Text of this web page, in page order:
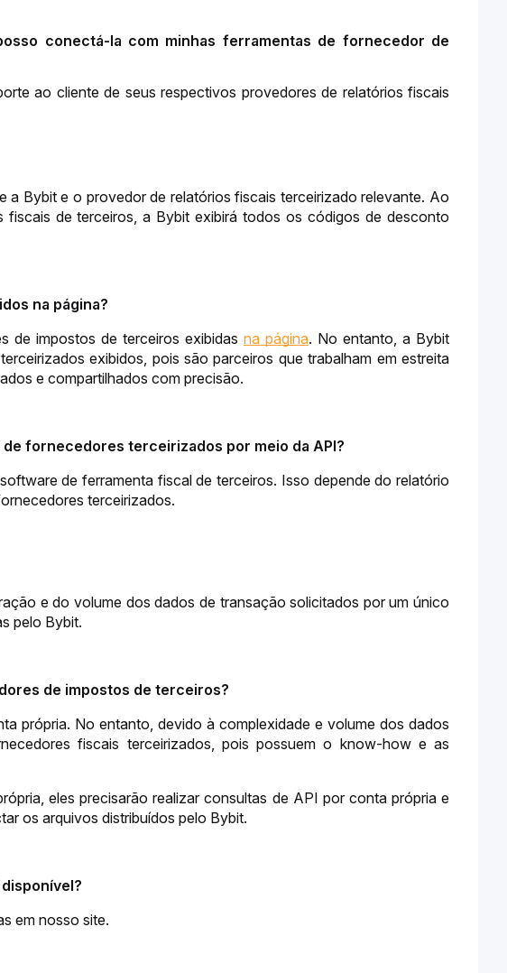
conectá-la com minhas ferramentas de fornecedor de
ao cliente de seus respectivos provedores de relatórios fiscais
Bybit e o provedor de relatórios fiscais terceirizado relevante. Ao
de terceiros, a Bybit exibirá todos os códigos de desconto
na página?
de impostos de terceiros exibidas na página. No entanto, a Bybit
exibidos, pois são parceiros que trabalham em estreita
e compartilhados com precisão.
fornecedores terceirizados por meio da API?
de ferramenta fiscal de terceiros. Isso depende do relatório
terceirizados.
e do volume dos dados de transação solicitados por um único
pelo Bybit.
de impostos de terceiros?
própria. No entanto, devido à complexidade e volume dos dados
fiscais terceirizados, pois possuem o know-how e as
eles precisarão realizar consultas de API por conta própria e
os arquivos distribuídos pelo Bybit.
em nosso site.